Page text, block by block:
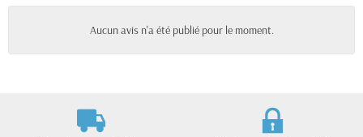
Aucun avis n'a été publié pour le moment.